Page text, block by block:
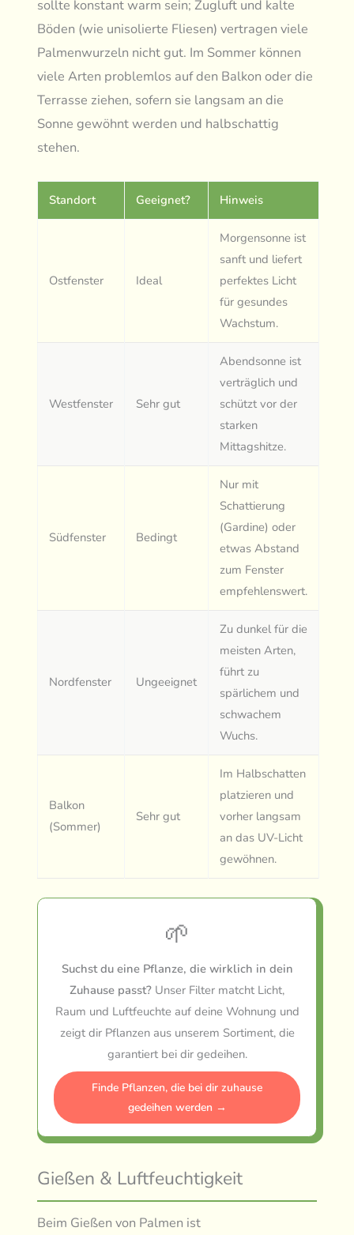
sollte konstant warm sein; Zugluft und kalte
Böden (wie unisolierte Fliesen) vertragen viele
Palmenwurzeln nicht gut. Im Sommer können
viele Arten problemlos auf den Balkon oder die
Terrasse ziehen, sofern sie langsam an die
Sonne gewöhnt werden und halbschattig
stehen.
Standort Geeignet? Hinweis
Ostfenster Ideal
Morgensonne ist
sanft und liefert
perfektes Licht
für gesundes
Wachstum.
Westfenster Sehr gut
Abendsonne ist
verträglich und
schützt vor der
starken
Mittagshitze.
Südfenster Bedingt
Nur mit
Schattierung
(Gardine) oder
etwas Abstand
zum Fenster
empfehlenswert.
Nordfenster Ungeeignet
Zu dunkel für die
meisten Arten,
führt zu
spärlichem und
schwachem
Wuchs.
Balkon
(Sommer)
Sehr gut
Im Halbschatten
platzieren und
vorher langsam
an das UV-Licht
gewöhnen.
🌱
Suchst du eine Pflanze, die wirklich in dein
Zuhause passt? Unser Filter matcht Licht,
Raum und Luftfeuchte auf deine Wohnung und
zeigt dir Pflanzen aus unserem Sortiment, die
garantiert bei dir gedeihen.
Finde Pflanzen, die bei dir zuhause
gedeihen werden →
Gießen & Luftfeuchtigkeit
Beim Gießen von Palmen ist